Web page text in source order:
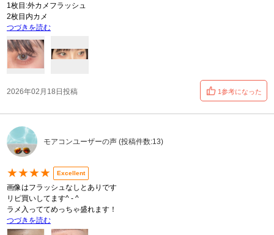
1枚目:外カメフラッシュ
2枚目内カメ
つづきを読む
2026年02月18日投稿 1参考になった
モアコンユーザーの声 (投稿件数:13)
★★★★ Excellent
画像はフラッシュなしとありです
リピ買いしてます^ - ^
ラメ入っててめっちゃ盛れます！
つづきを読む